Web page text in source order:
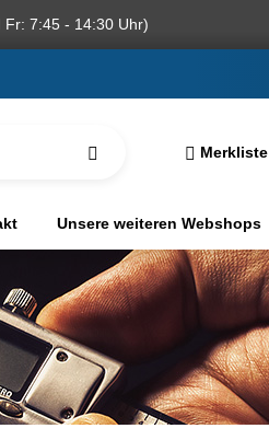
7:45 - 14:30 Uhr)
Merkliste
Unsere weiteren Webshops